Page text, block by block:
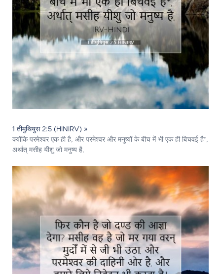
1 तीमुथियुस 2:5 (HINIRV) »
क्योंकि परमेश्‍वर एक ही है, और परमेश्‍वर और मनुष्यों के बीच में भी एक ही बिचवई है*,
अर्थात् मसीह यीशु जो मनुष्य है,